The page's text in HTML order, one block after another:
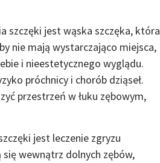
szczęki jest wąska szczęka, która
nie mają wystarczająco miejsca,
i nieestetycznego wyglądu.
próchnicy i chorób dziąseł.
przestrzeń w łuku zębowym,
jest leczenie zgryzu
wewnątrz dolnych zębów,